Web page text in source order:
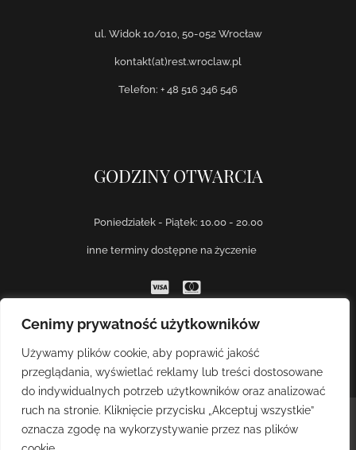
Cenimy prywatność użytkowników
Używamy plików cookie, aby poprawić jakość
przeglądania, wyświetlać reklamy lub treści dostosowane
do indywidualnych potrzeb użytkowników oraz analizować
ruch na stronie. Kliknięcie przycisku „Akceptuj wszystkie”
oznacza zgodę na wykorzystywanie przez nas plików
ul. Widok 10/010, 50-052 Wrocław
kontakt(at)rest.wroclaw.pl
Telefon: + 48 516 346 546
GODZINY OTWARCIA
Poniedziałek - Piątek: 10.00 - 20.00
inne terminy dostępne na życzenie
© Copyright REST All rights reserved.